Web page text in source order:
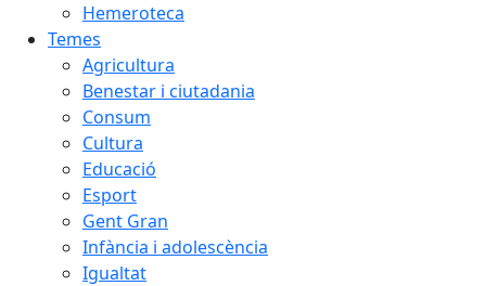
Hemeroteca
Temes
Agricultura
Benestar i ciutadania
Consum
Cultura
Educació
Esport
Gent Gran
Infància i adolescència
Igualtat